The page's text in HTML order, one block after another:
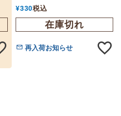
¥330税込
在庫切れ
再入荷お知らせ